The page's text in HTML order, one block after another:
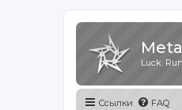
Luck.
Ссылки FAQ